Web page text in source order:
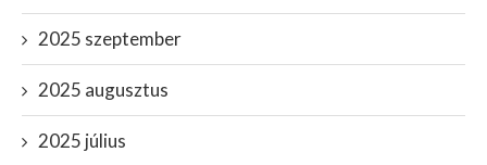
2025 szeptember
2025 augusztus
2025 július